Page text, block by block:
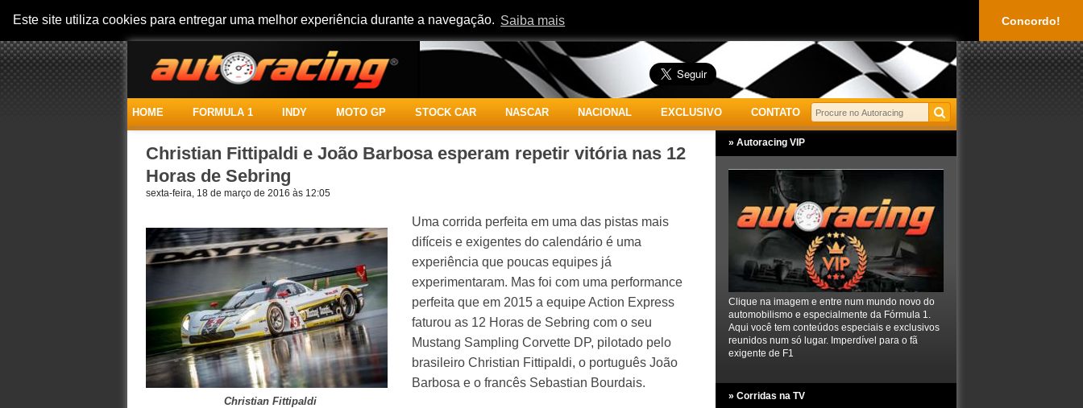
Este site utiliza cookies para entregar uma melhor experiência durante a navegação. Saiba mais Concordo!
HOME FORMULA 1 INDY MOTO GP STOCK CAR NASCAR NACIONAL EXCLUSIVO CONTATO
Christian Fittipaldi e João Barbosa esperam repetir vitória nas 12
Horas de Sebring
sexta-feira, 18 de março de 2016 às 12:05
Christian Fittipaldi
Uma corrida perfeita em uma das pistas mais
difíceis e exigentes do calendário é uma
experiência que poucas equipes já
experimentaram. Mas foi com uma performance
perfeita que em 2015 a equipe Action Express
faturou as 12 Horas de Sebring com o seu
Mustang Sampling Corvette DP, pilotado pelo
brasileiro Christian Fittipaldi, o português João
Barbosa e o francês Sebastian Bourdais.
» Autoracing VIP
Clique na imagem e entre num mundo novo do
automobilismo e especialmente da Fórmula 1.
Aqui você tem conteúdos especiais e exclusivos
reunidos num só lugar. Imperdível para o fã
exigente de F1
» Corridas na TV